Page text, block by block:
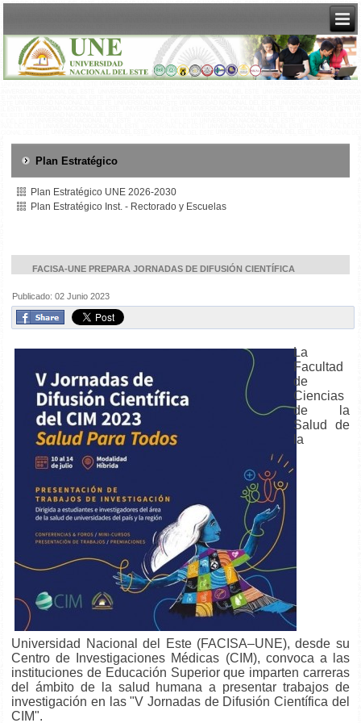
Plan Estratégico
Plan Estratégico UNE 2026-2030
Plan Estratégico Inst. - Rectorado y Escuelas
FACISA-UNE PREPARA JORNADAS DE DIFUSIÓN CIENTÍFICA
Publicado: 02 Junio 2023
La
Facultad
de
Ciencias
de la
Salud de
la
Universidad Nacional del Este (FACISA–UNE), desde su
Centro de Investigaciones Médicas (CIM), convoca a las
instituciones de Educación Superior que imparten carreras
del ámbito de la salud humana a presentar trabajos de
investigación en las "V Jornadas de Difusión Científica del
CIM".